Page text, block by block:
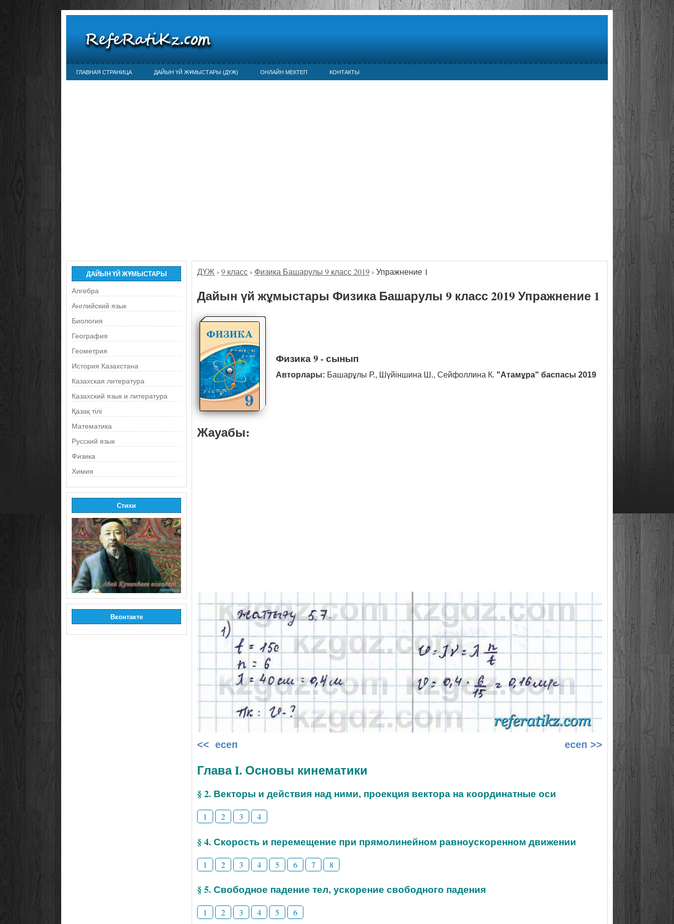
ГЛАВНАЯ СТРАНИЦА ДАЙЫН ҮЙ ЖҰМЫСТАРЫ (ДҮЖ) ОНЛАЙН МЕКТЕП КОНТАКТЫ
ДАЙЫН ҮЙ ЖҰМЫСТАРЫ
Алгебра
Английский язык
Биология
География
Геометрия
История Казахстана
Казахская литература
Казахский язык и литература
Қазақ тілі
Математика
Русский язык
Физика
Химия
Стихи
Вконтакте
ДҮЖ › 9 класс › Физика Башарулы 9 класс 2019 › Упражнение 1
Дайын үй жұмыстары Физика Башарулы 9 класс 2019 Упражнение 1
Физика 9 - сынып
Авторлары: Башарұлы Р., Шүйіншина Ш., Сейфоллина К. "Атамұра" баспасы 2019
Жауабы:
<< есеп есеп >>
Глава I. Основы кинематики
§ 2. Векторы и действия над ними, проекция вектора на координатные оси
1 2 3 4
§ 4. Скорость и перемещение при прямолинейном равноускоренном движении
1 2 3 4 5 6 7 8
§ 5. Свободное падение тел, ускорение свободного падения
1 2 3 4 5 6